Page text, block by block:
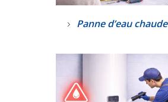
Panne d’eau chaude